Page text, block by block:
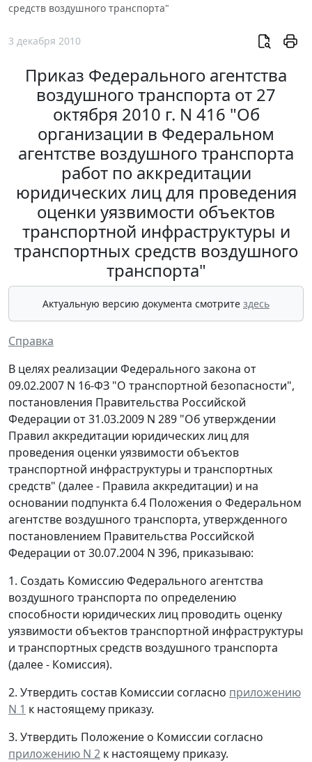
средств воздушного транспорта"
3 декабря 2010
Приказ Федерального агентства
воздушного транспорта от 27
октября 2010 г. N 416 "Об
организации в Федеральном
агентстве воздушного транспорта
работ по аккредитации
юридических лиц для проведения
оценки уязвимости объектов
транспортной инфраструктуры и
транспортных средств воздушного
транспорта"
Актуальную версию документа смотрите здесь
Справка
В целях реализации Федерального закона от
09.02.2007 N 16-ФЗ "О транспортной безопасности",
постановления Правительства Российской
Федерации от 31.03.2009 N 289 "Об утверждении
Правил аккредитации юридических лиц для
проведения оценки уязвимости объектов
транспортной инфраструктуры и транспортных
средств" (далее - Правила аккредитации) и на
основании подпункта 6.4 Положения о Федеральном
агентстве воздушного транспорта, утвержденного
постановлением Правительства Российской
Федерации от 30.07.2004 N 396, приказываю:
1. Создать Комиссию Федерального агентства
воздушного транспорта по определению
способности юридических лиц проводить оценку
уязвимости объектов транспортной инфраструктуры
и транспортных средств воздушного транспорта
(далее - Комиссия).
2. Утвердить состав Комиссии согласно приложению
N 1 к настоящему приказу.
3. Утвердить Положение о Комиссии согласно
приложению N 2 к настоящему приказу.